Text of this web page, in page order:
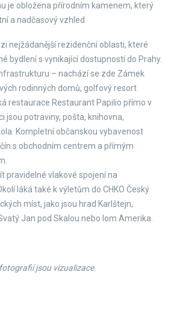
je obložena přírodním kamenem, který
a nadčasový vzhled.
nejžádanější rezidenční oblasti, které
bydlení s vynikající dostupností do Prahy.
– nachází se zde Zámek
rodinných domů, golfový resort
restaurace Restaurant Papilio přímo v
jsou potraviny, pošta, knihovna,
Kompletní občanskou vybavenost
s obchodním centrem a přímým
pravidelné vlakové spojení na
láká také k výletům do CHKO Český
míst, jako jsou hrad Karlštejn,
Jan pod Skalou nebo lom Amerika.
jsou vizualizace.